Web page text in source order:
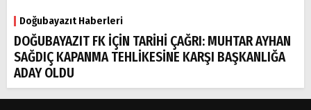
Doğubayazıt Haberleri
DOĞUBAYAZIT FK İÇİN TARİHİ ÇAĞRI: MUHTAR AYHAN
SAĞDIÇ KAPANMA TEHLİKESİNE KARŞI BAŞKANLIĞA
ADAY OLDU